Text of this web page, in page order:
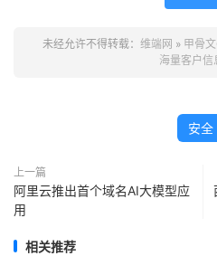
未经允许不得转载： 维端网 » 甲骨
海量客户信
安全
上一篇
阿里云推出首个域名AI大模型应
用
相关推荐